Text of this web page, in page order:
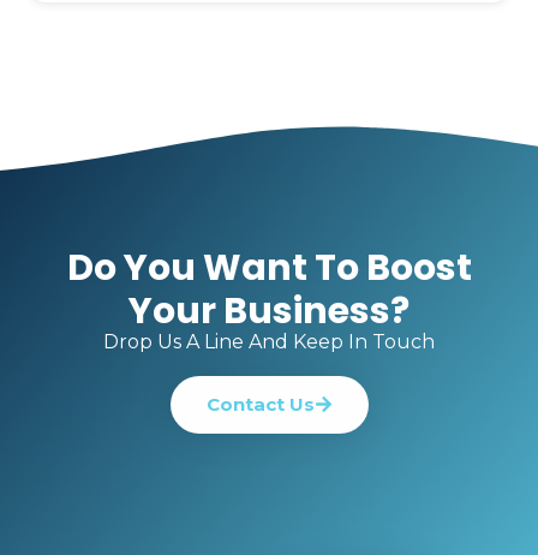
Do You Want To Boost
Your Business?
Drop Us A Line And Keep In Touch
Contact Us